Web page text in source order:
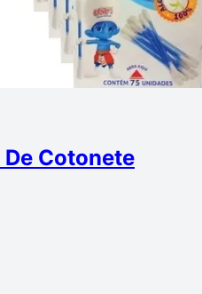
Cotonete